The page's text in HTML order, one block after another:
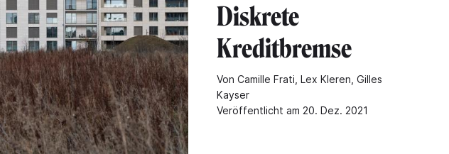
Diskrete
Kreditbremse
Von Camille Frati, Lex Kleren, Gilles
Kayser
Veröffentlicht am 20. Dez. 2021